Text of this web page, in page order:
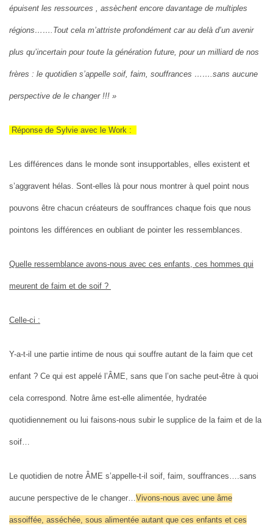
épuisent les ressources , assèchent encore davantage de multiples
régions…….Tout cela m’attriste profondément car au delà d’un avenir
plus qu’incertain pour toute la génération future, pour un milliard de nos
frères : le quotidien s’appelle soif, faim, souffrances …….sans aucune
perspective de le changer !!! »
Réponse de Sylvie avec le Work :
Les différences dans le monde sont insupportables, elles existent et
s’aggravent hélas. Sont-elles là pour nous montrer à quel point nous
pouvons être chacun créateurs de souffrances chaque fois que nous
pointons les différences en oubliant de pointer les ressemblances.
Quelle ressemblance avons-nous avec ces enfants, ces hommes qui
meurent de faim et de soif ?
Celle-ci :
Y-a-t-il une partie intime de nous qui souffre autant de la faim que cet
enfant ? Ce qui est appelé l’ÂME, sans que l’on sache peut-être à quoi
cela correspond. Notre âme est-elle alimentée, hydratée
quotidiennement ou lui faisons-nous subir le supplice de la faim et de la
soif…
Le quotidien de notre ÂME s’appelle-t-il soif, faim, souffrances….sans
aucune perspective de le changer…Vivons-nous avec une âme
assoiffée, asséchée, sous alimentée autant que ces enfants et ces